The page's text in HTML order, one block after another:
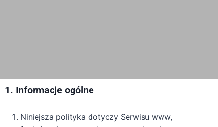
1. Informacje ogólne
Niniejsza polityka dotyczy Serwisu www,